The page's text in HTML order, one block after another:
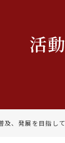
活
及、発展を目指して